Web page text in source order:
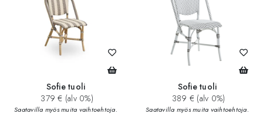
Sofie tuoli
379 € (alv 0%)
Saatavilla myös muita vaihtoehtoja.
Sofie tuoli
389 € (alv 0%)
Saatavilla myös muita vaihtoehtoja.